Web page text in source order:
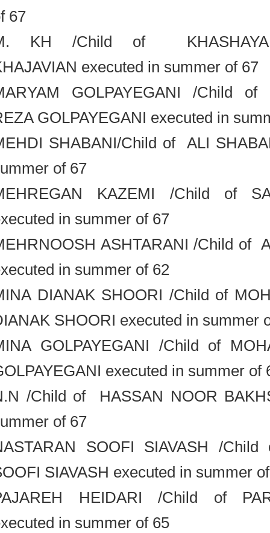
of 67
M. KH /Child of
KHAJAVIAN executed in summer of
MARYAM GOLPAYEGANI /Child
REZA GOLPAYEGANI executed in
MEHDI SHABANI/Child of ALI
summer of 67
MEHREGAN KAZEMI /Child of
executed in summer of 67
MEHRNOOSH ASHTARANI /Child
executed in summer of 62
MINA DIANAK SHOORI /Child of
DIANAK SHOORI executed in
MINA GOLPAYEGANI /Child of
GOLPAYEGANI executed in summer
N.N /Child of HASSAN NOOR
summer of 67
NASTARAN SOOFI SIAVASH /
SOOFI SIAVASH executed in
PAJAREH HEIDARI /Child of
executed in summer of 65